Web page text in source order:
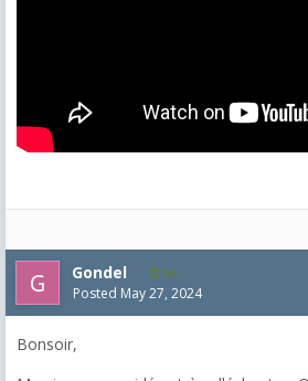
Gondel 56
Posted May 27, 2024
Bonsoir,